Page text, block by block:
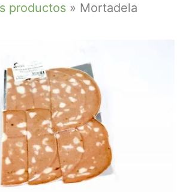
productos » Mortadela